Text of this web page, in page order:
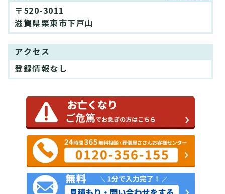
〒520-3011
滋賀県栗東市下戸山
アクセス
登録情報なし